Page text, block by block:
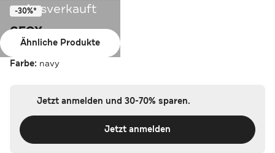
Ausverkauft
Ähnliche Produkte
-30%*
GEOX
Sneaker 'Spherica' navy
Farbe: navy
Jetzt anmelden und 30-70% sparen.
Jetzt anmelden